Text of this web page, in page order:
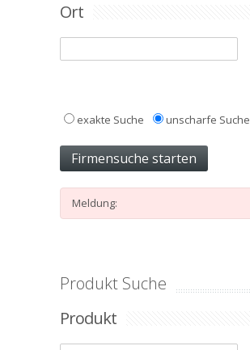
Ort
exakte Suche unscharfe Suche
Meldung:
Produkt Suche
Produkt